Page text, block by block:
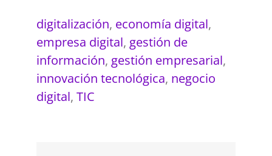
digitalización, economía digital,
empresa digital, gestión de
información, gestión empresarial,
innovación tecnológica, negocio
digital, TIC